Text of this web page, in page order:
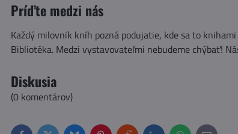
Príďte medzi nás
Každý milovník kníh pozná podujatie, kde sa to
Bibliotéka. Medzi vystavovateľmi nebudeme chýbať!
Diskusia
(0 komentárov)